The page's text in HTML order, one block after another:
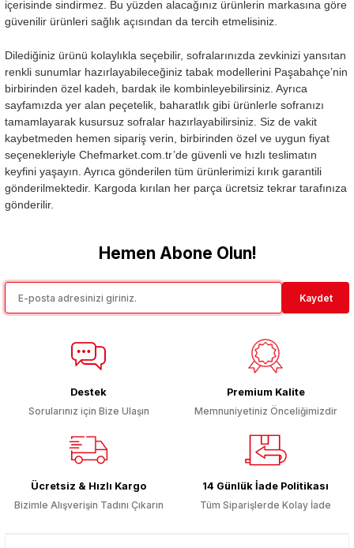
içerisinde sindirmez. Bu yüzden alacağınız ürünlerin markasına göre
güvenilir ürünleri sağlık açısından da tercih etmelisiniz.
Dilediğiniz ürünü kolaylıkla seçebilir, sofralarınızda zevkinizi yansıtan
renkli sunumlar hazırlayabileceğiniz tabak modellerini Paşabahçe’nin
birbirinden özel kadeh, bardak ile kombinleyebilirsiniz. Ayrıca
sayfamızda yer alan peçetelik, baharatlık gibi ürünlerle sofranızı
tamamlayarak kusursuz sofralar hazırlayabilirsiniz. Siz de vakit
kaybetmeden hemen sipariş verin, birbirinden özel ve uygun fiyat
seçenekleriyle Chefmarket.com.tr’de güvenli ve hızlı teslimatın
keyfini yaşayın. Ayrıca gönderilen tüm ürünlerimizi kırık garantili
gönderilmektedir. Kargoda kırılan her parça ücretsiz tekrar tarafınıza
gönderilir.
Hemen Abone Olun!
Kaydet
Destek
Sorularınız için Bize Ulaşın
Premium Kalite
Memnuniyetiniz Önceliğimizdir
Ücretsiz & Hızlı Kargo
Bizimle Alışverişin Tadını Çıkarın
14 Günlük İade Politikası
Tüm Siparişlerde Kolay İade